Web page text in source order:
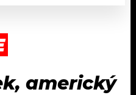
americký